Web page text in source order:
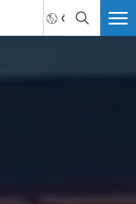
ČEŠTINA
HLEDAT VÍCE